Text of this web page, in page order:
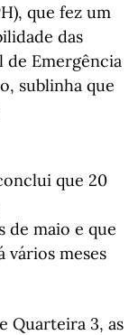
que fez um
das
Emergência
sublinha que
que 20
de maio e que
vários meses
Quarteira 3, as